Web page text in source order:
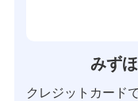
みず
クレジットカード